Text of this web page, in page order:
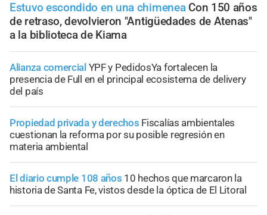
Estuvo escondido en una chimenea Con 150 años
de retraso, devolvieron "Antigüedades de Atenas"
a la biblioteca de Kiama
Alianza comercial YPF y PedidosYa fortalecen la
presencia de Full en el principal ecosistema de delivery
del país
Propiedad privada y derechos Fiscalías ambientales
cuestionan la reforma por su posible regresión en
materia ambiental
El diario cumple 108 años 10 hechos que marcaron la
historia de Santa Fe, vistos desde la óptica de El Litoral